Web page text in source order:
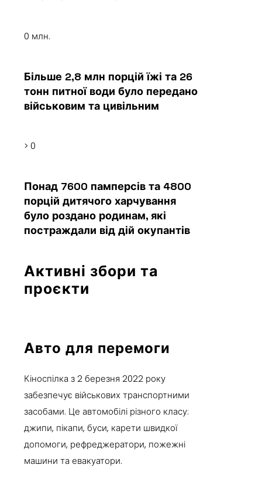
0 млн.
Більше 2,8 млн порцій їжі та 26
тонн питної води було передано
військовим та цивільним
> 0
Понад 7600 памперсів та 4800
порцій дитячого харчування
було роздано родинам, які
постраждали від дій окупантів
Активні збори та
проєкти
Авто для перемоги
Кіноспілка з 2 березня 2022 року
забезпечує військових транспортними
засобами. Це автомобілі різного класу:
джипи, пікапи, буси, карети швидкої
допомоги, рефреджератори, пожежні
машини та евакуатори.